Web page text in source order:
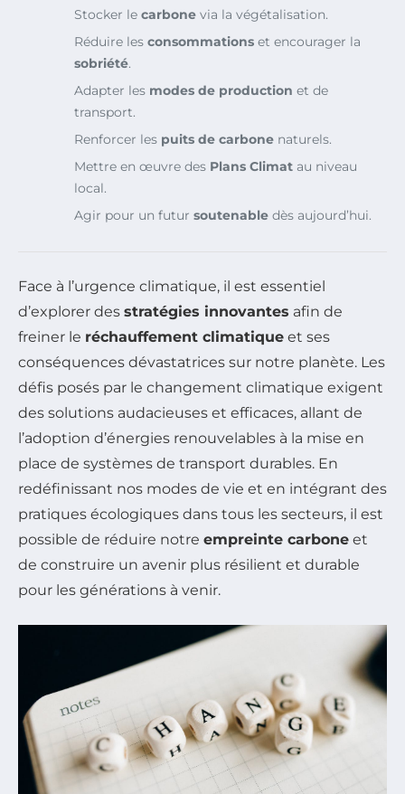
Stocker le carbone via la végétalisation.
Réduire les consommations et encourager la
sobriété.
Adapter les modes de production et de
transport.
Renforcer les puits de carbone naturels.
Mettre en œuvre des Plans Climat au niveau
local.
Agir pour un futur soutenable dès aujourd’hui.
Face à l’urgence climatique, il est essentiel
d’explorer des stratégies innovantes afin de
freiner le réchauffement climatique et ses
conséquences dévastatrices sur notre planète. Les
défis posés par le changement climatique exigent
des solutions audacieuses et efficaces, allant de
l’adoption d’énergies renouvelables à la mise en
place de systèmes de transport durables. En
redéfinissant nos modes de vie et en intégrant des
pratiques écologiques dans tous les secteurs, il est
possible de réduire notre empreinte carbone et
de construire un avenir plus résilient et durable
pour les générations à venir.